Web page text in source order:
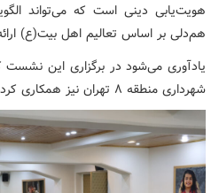
هویت‌یابی دینی است که می‌تواند
هم‌دلی بر اساس تعالیم اهل بیت(ع)
شهرداری منطقه ۸ تهران نیز همکاری کرده بود.